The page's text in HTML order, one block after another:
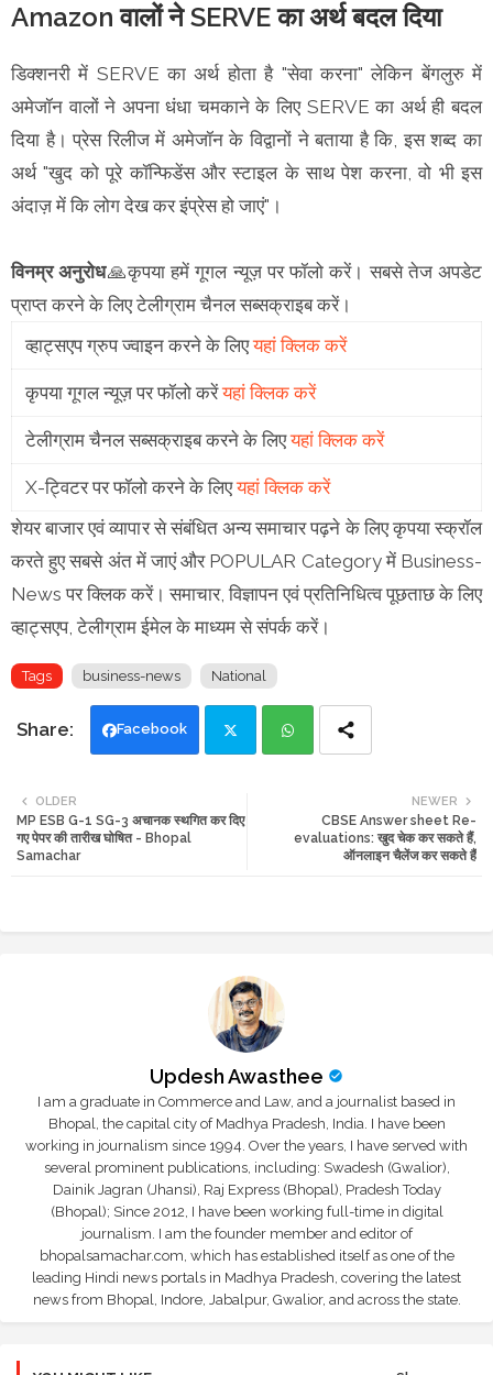
Amazon वालों ने SERVE का अर्थ बदल दिया
डिक्शनरी में SERVE का अर्थ होता है "सेवा करना" लेकिन बेंगलुरु में
अमेजॉन वालों ने अपना धंधा चमकाने के लिए SERVE का अर्थ ही बदल
दिया है। प्रेस रिलीज में अमेजॉन के विद्वानों ने बताया है कि, इस शब्द का
अर्थ "खुद को पूरे कॉन्फिडेंस और स्टाइल के साथ पेश करना, वो भी इस
अंदाज़ में कि लोग देख कर इंप्रेस हो जाएं"।
विनम्र अनुरोध🙏कृपया हमें गूगल न्यूज़ पर फॉलो करें। सबसे तेज अपडेट
प्राप्त करने के लिए टेलीग्राम चैनल सब्सक्राइब करें।
व्हाट्सएप ग्रुप ज्वाइन करने के लिएयहां क्लिक करें
कृपया गूगल न्यूज़ पर फॉलो करेंयहां क्लिक करें
टेलीग्राम चैनल सब्सक्राइब करने के लिएयहां क्लिक करें
X-ट्विटर पर फॉलो करने के लिएयहां क्लिक करें
शेयर बाजार एवं व्यापार से संबंधित अन्य समाचार पढ़ने के लिए कृपया स्क्रॉल
करते हुए सबसे अंत में जाएं और POPULAR Category में Business-
News पर क्लिक करें। समाचार, विज्ञापन एवं प्रतिनिधित्व पूछताछ के लिए
व्हाट्सएप, टेलीग्राम ईमेल के माध्यम से संपर्क करें।
Tags business-news National
Facebook
tte
NEWER
CBSE Answer sheet Re-
evaluations: खुद चेक कर सकते हैं,
ऑनलाइन चैलेंज कर सकते हैं
OLDER
MP ESB G-1 SG-3 अचानक स्थगित कर दिए
गए पेपर की तारीख घोषित - Bhopal
Samachar
Updesh Awasthee
I am a graduate in Commerce and Law, and a journalist based in
Bhopal, the capital city of Madhya Pradesh, India. I have been
working in journalism since 1994. Over the years, I have served with
several prominent publications, including: Swadesh (Gwalior),
Dainik Jagran (Jhansi), Raj Express (Bhopal), Pradesh Today
(Bhopal); Since 2012, I have been working full-time in digital
journalism. I am the founder member and editor of
bhopalsamachar.com, which has established itself as one of the
leading Hindi news portals in Madhya Pradesh, covering the latest
news from Bhopal, Indore, Jabalpur, Gwalior, and across the state.